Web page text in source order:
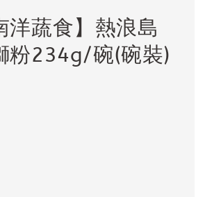
洋蔬食】熱浪島
粉234g/碗(碗裝)